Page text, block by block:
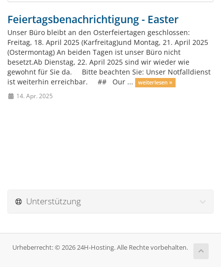
Feiertagsbenachrichtigung - Easter
Unser Büro bleibt an den Osterfeiertagen geschlossen:
Freitag, 18. April 2025 (Karfreitag)und Montag, 21. April 2025
(Ostermontag) An beiden Tagen ist unser Büro nicht
besetzt.Ab Dienstag, 22. April 2025 sind wir wieder wie
gewohnt für Sie da. Bitte beachten Sie: Unser Notfalldienst
ist weiterhin erreichbar. ## Our ...
weiterlesen »
14. Apr. 2025
Unterstützung
Urheberrecht: © 2026 24H-Hosting. Alle Rechte vorbehalten.